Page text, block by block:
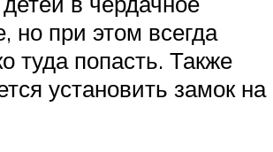
но при этом всегда
туда попасть. Также
установить замок на